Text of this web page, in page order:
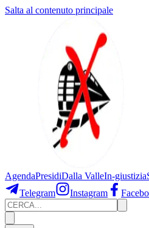
Salta al contenuto principale
AgendaPresidiDalla ValleIn-giustizia
Telegram
Instagram